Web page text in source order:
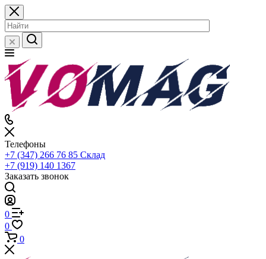
Телефоны
+7 (347) 266 76 85 Склад
+7 (919) 140 1367
Заказать звонок
0
0
0